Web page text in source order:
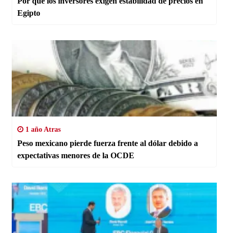
Egipto
1 año Atras
Peso mexicano pierde fuerza frente al dólar debido a
expectativas menores de la OCDE